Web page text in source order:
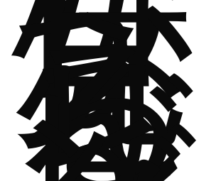
見
え
る
リ